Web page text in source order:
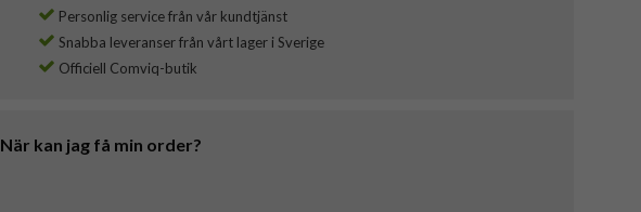
Personlig service från vår kundtjänst
Snabba leveranser från vårt lager i Sverige
Officiell Comviq-butik
När kan jag få min order?